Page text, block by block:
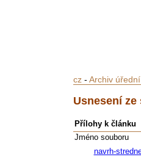
cz- Archiv
Usnesení ze
Přílohy k článku
Jméno souboru
navrh-